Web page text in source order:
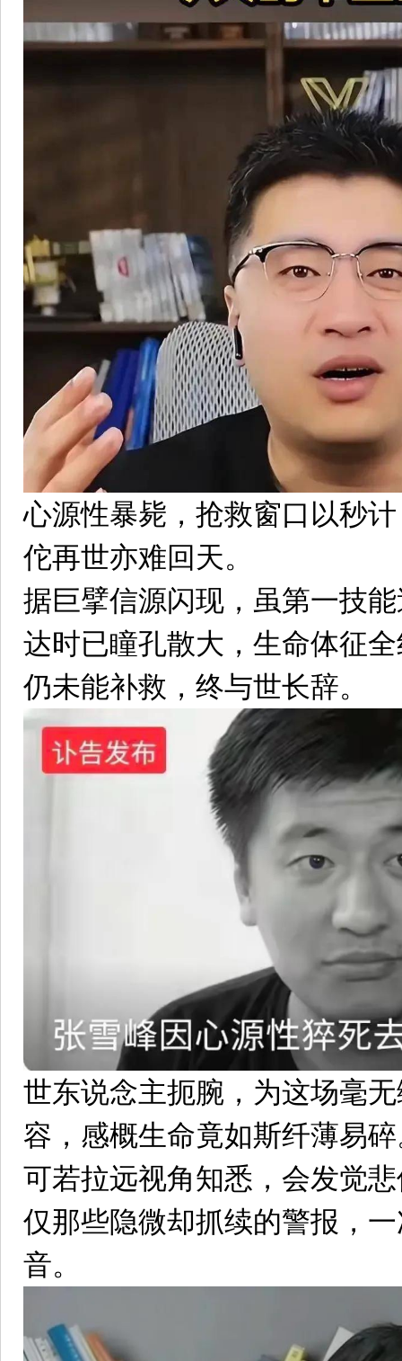
心源性暴毙，抢救窗口以秒
佗再世亦难回天。
据巨擘信源闪现，虽第一技
达时已瞳孔散大，生命体征
仍未能补救，终与世长辞。
世东说念主扼腕，为这场毫
容，感概生命竟如斯纤薄易
可若拉远视角知悉，会发觉
仅那些隐微却抓续的警报，
音。